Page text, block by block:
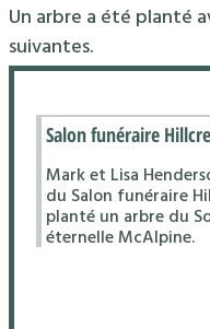
Un arbre a été planté
suivantes.
Salon funéraire
Mark et Lisa
du Salon funéraire
planté un arbre du
éternelle McAlpine.